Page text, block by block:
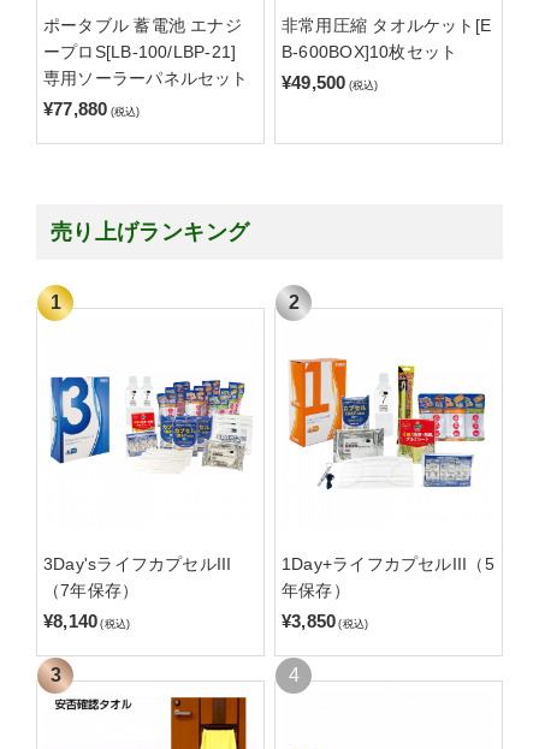
ポータブル 蓄電池 エナジ
ープロS[LB-100/LBP-21]
専用ソーラーパネルセット
¥77,880 (税込)
非常用圧縮 タオルケット[E
B-600BOX]10枚セット
¥49,500 (税込)
売り上げランキング
3Day'sライフカプセルIII
（7年保存）
¥8,140 (税込)
1Day+ライフカプセルIII（5
年保存）
¥3,850 (税込)